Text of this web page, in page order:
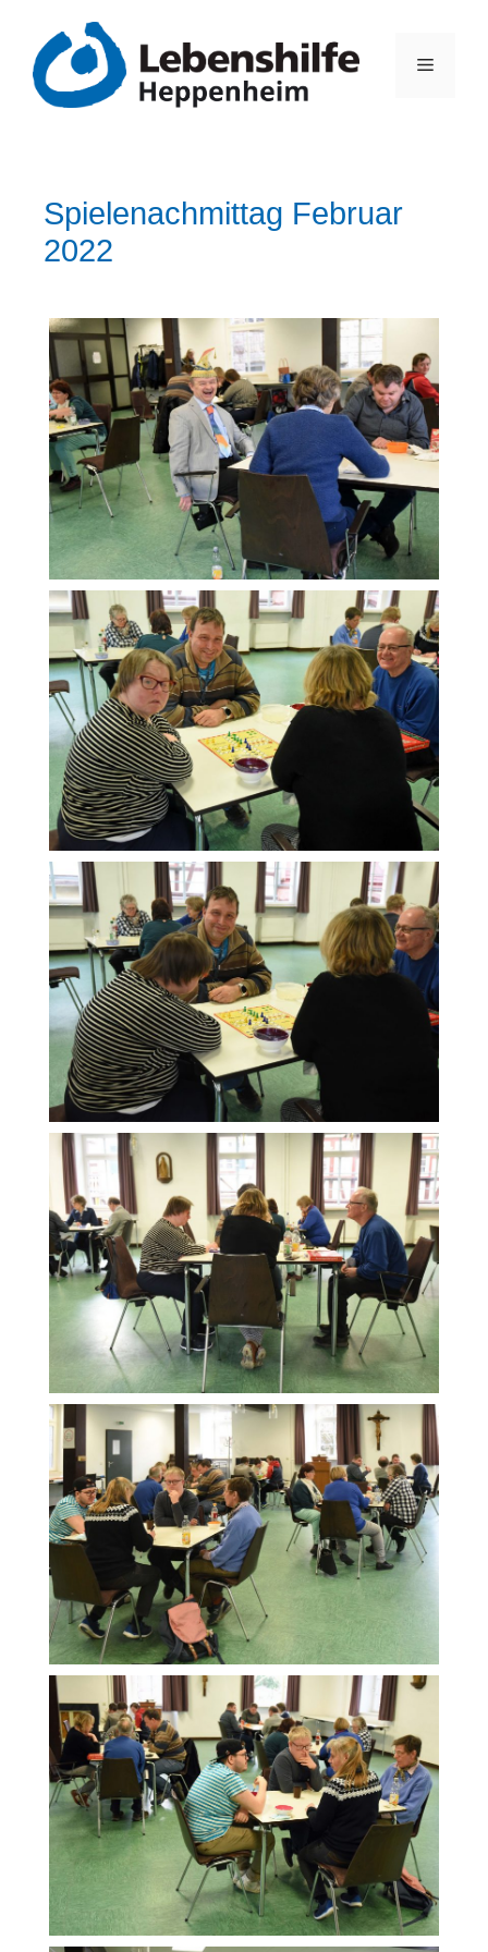
Spielenachmittag Februar
2022